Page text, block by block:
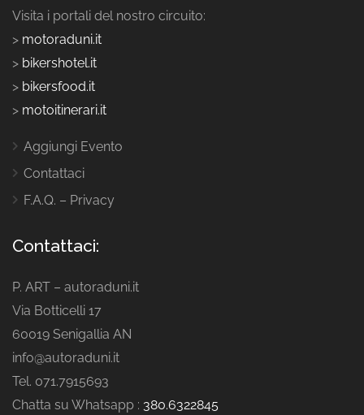
Visita i portali del nostro circuito:
> motoraduni.it
> bikershotel.it
> bikersfood.it
> motoitinerari.it
Aggiungi Evento
Contattaci
F.A.Q. – Privacy
Contattaci:
P. ART – autoraduni.it
Via Botticelli 17
60019 Senigallia AN
info@autoraduni.it
Tel. 071.7915693
Chatta su Whatsapp : 380.6322845